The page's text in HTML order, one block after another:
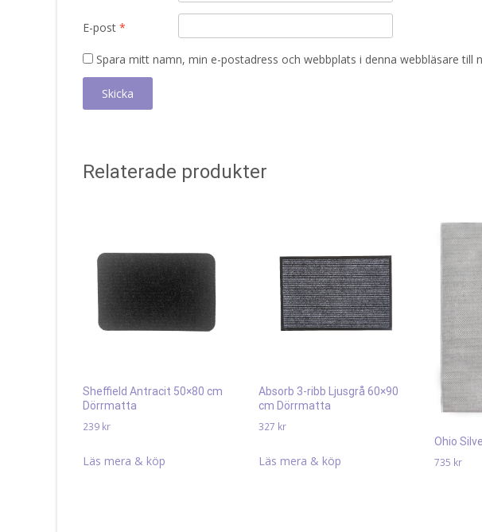
E-post *
Spara mitt namn, min e-postadress och webbplats i denna webbläsare till
Relaterade produkter
Sheffield Antracit 50×80 cm
Dörrmatta
239 kr
Läs mera & köp
Absorb 3-ribb Ljusgrå 60×90
cm Dörrmatta
327 kr
Läs mera & köp
Ohio
735 kr